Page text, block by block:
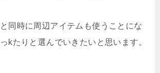
同時に周辺アイテムも使うことにな
kたりと選んでいきたいと思います。